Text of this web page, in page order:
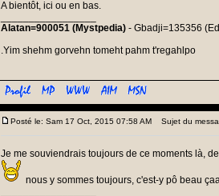
A bientôt, ici ou en bas.
Alatan=900051 (Mystpedia) - Gbadji=135356
.Yim shehm gorvehn tomeht pahm t'regahlpo
Posté le: Sam 17 Oct, 2015 07:58 AM Sujet du
Je me souviendrais toujours de ce moments là,
nous y sommes toujours, c'est-y pô beau